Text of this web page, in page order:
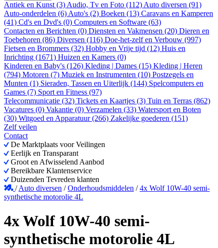
Antiek en Kunst (3) Audio, Tv en Foto (112) Auto diversen (91)
Auto-onderdelen (6) Auto's (2) Boeken (13) Caravans en Kamperen
(41) Cd's en Dvd's (0) Computers en Software (63)
Contacten en Berichten (0) Diensten en Vakmensen (20) Dieren en
Toebehoren (86) Diversen (116) Doe-het-zelf en Verbouw (997)
Fietsen en Brommers (32) Hobby en Vrije tijd (12) Huis en
Inrichting (1671) Huizen en Kamers (0)
Kinderen en Baby's (126) Kleding | Dames (15) Kleding | Heren
(794) Motoren (7) Muziek en Instrumenten (10) Postzegels en
Munten (1) Sieraden, Tassen en Uiterlijk (144) Spelcomputers en
Games (7) Sport en Fitness (97)
Telecommunicatie (32) Tickets en Kaartjes (3) Tuin en Terras (862)
Vacatures (0) Vakantie (0) Verzamelen (33) Watersport en Boten
(30) Witgoed en Apparatuur (266) Zakelijke goederen (151)
Zelf veilen
Contact
De Marktplaats voor Veilingen
Eerlijk en Transparant
Groot en Afwisselend Aanbod
Bereikbare Klantenservice
Duizenden Tevreden klanten
/Auto diversen /Onderhoudsmiddelen /4x Wolf 10W-40 semi-
synthetische motorolie 4L
4x Wolf 10W-40 semi-
synthetische motorolie 4L